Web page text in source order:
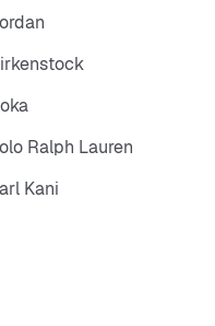
Ralph Lauren
Kani